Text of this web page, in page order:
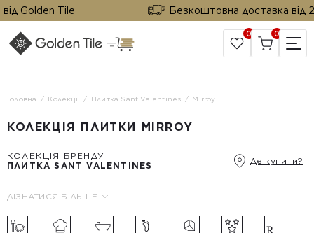
Golden Tile Безкоштовна доставка від 25
САЙТ КОМПАНІЇ
0 0
Головна Колекції Плитка Sant Valentines Mirroy
КОЛЕКЦІЯ ПЛИТКИ MIRROY
КОЛЕКЦІЯ БРЕНДУ
ПЛИТКА SANT VALENTINES
Де купити?
ДІЗНАТИСЯ БІЛЬШЕ